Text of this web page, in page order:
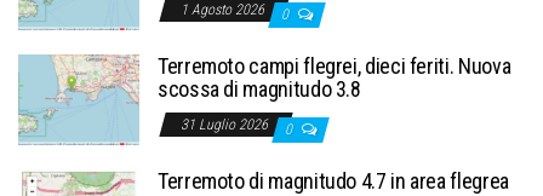
1 Agosto 2026 0
Terremoto campi flegrei, dieci feriti. Nuova
scossa di magnitudo 3.8
31 Luglio 2026 0
Terremoto di magnitudo 4.7 in area flegrea